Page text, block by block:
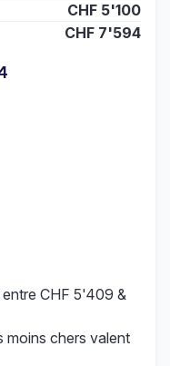
CHF 5'100
CHF 7'594
CHF 5'409 &
moins chers valent